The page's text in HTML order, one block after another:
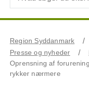
Region Syddanmark
Presse og nyheder
Oprensning af
rykker nærmere